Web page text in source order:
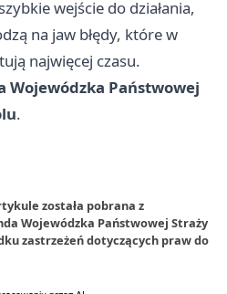
wejście do działania,
na jaw błędy, które w
najwięcej czasu.
Wojewódzka Państwowej
.
została pobrana z
Wojewódzka Państwowej Straży
zastrzeżeń dotyczących praw do